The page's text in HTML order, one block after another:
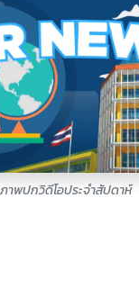
ภาพปกวิดีโอประจำสัปดาห์